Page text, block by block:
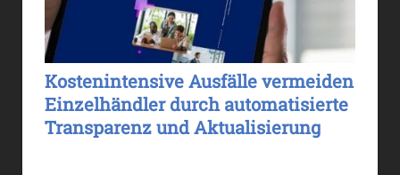
Kostenintensive Ausfälle vermeiden
Einzelhändler durch automatisierte
Transparenz und Aktualisierung